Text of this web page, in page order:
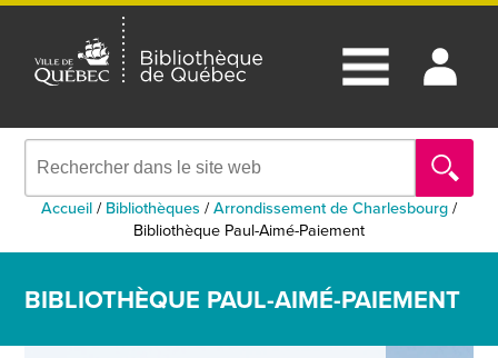
Accueil/ Bibliothèques /Arrondissement de Charlesbourg/
Bibliothèque Paul-Aimé-Paiement
BIBLIOTHÈQUE PAUL-AIMÉ-PAIEMENT